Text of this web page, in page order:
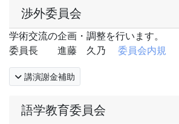
渉外委員会
学術交流の企画・調整を行います。
委員長 進藤 久乃 委員会内規
講演謝金補助
語学教育委員会